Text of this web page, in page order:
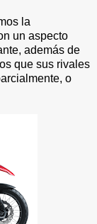
la
un aspecto
además de
que sus rivales
o